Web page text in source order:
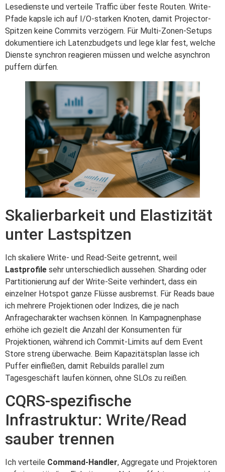
Lesedienste und verteile Traffic über feste Routen. Write-
Pfade kapsle ich auf I/O-starken Knoten, damit Projector-
Spitzen keine Commits verzögern. Für Multi-Zonen-Setups
dokumentiere ich Latenzbudgets und lege klar fest, welche
Dienste synchron reagieren müssen und welche asynchron
puffern dürfen.
Skalierbarkeit und Elastizität
unter Lastspitzen
Ich skaliere Write- und Read-Seite getrennt, weil
Lastprofile sehr unterschiedlich aussehen. Sharding oder
Partitionierung auf der Write-Seite verhindert, dass ein
einzelner Hotspot ganze Flüsse ausbremst. Für Reads baue
ich mehrere Projektionen oder Indizes, die je nach
Anfragecharakter wachsen können. In Kampagnenphase
erhöhe ich gezielt die Anzahl der Konsumenten für
Projektionen, während ich Commit-Limits auf dem Event
Store streng überwache. Beim Kapazitätsplan lasse ich
Puffer einfließen, damit Rebuilds parallel zum
Tagesgeschäft laufen können, ohne SLOs zu reißen.
CQRS-spezifische
Infrastruktur: Write/Read
sauber trennen
Ich verteile Command‑Handler, Aggregate und Projektoren